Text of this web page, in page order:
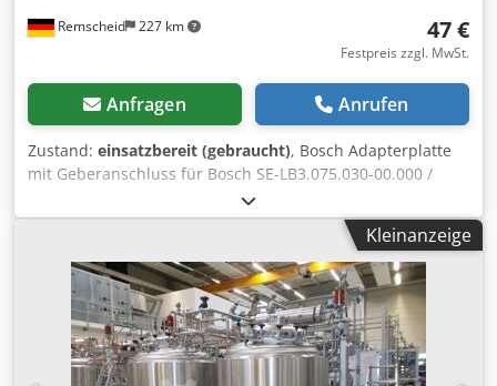
Remscheid 227 km 47 €
Festpreis zzgl. MwSt.
Anfragen Anrufen
Zustand: einsatzbereit (gebraucht), Bosch Adapterplatte
mit Geberanschluss für Bosch SE-LB3.075.030-00.000 /
Drehgeber ERN 221.2133-1000 Motor,gebraucht, guter
Erhaltungszustand, 100% funktionsfähig, Lieferumfang
Kleinanzeige